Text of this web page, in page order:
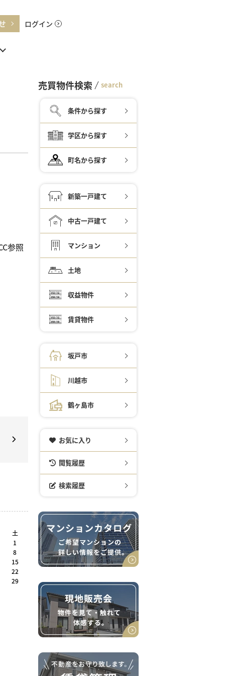
ログイン
参照
土
1
8
15
22
29
売買物件検索 search
条件から探す
学区から探す
町名から探す
新築一戸建て
中古一戸建て
マンション
土地
収益物件
賃貸物件
坂戸市
川越市
鶴ヶ島市
お気に入り
閲覧履歴
検索履歴